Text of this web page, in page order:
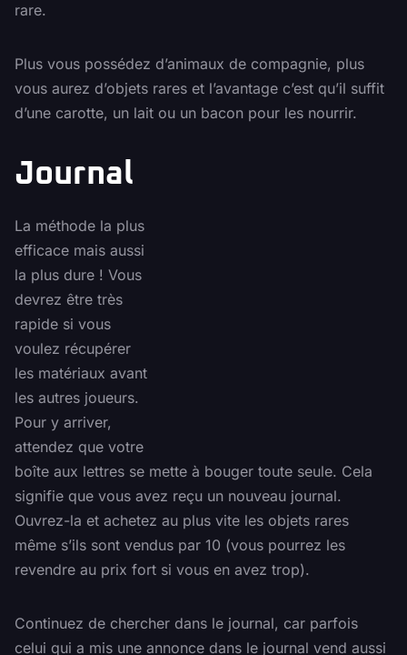
rare.
Plus vous possédez d’animaux de compagnie, plus
vous aurez d’objets rares et l’avantage c’est qu’il suffit
d’une carotte, un lait ou un bacon pour les nourrir.
Journal
La méthode la plus
efficace mais aussi
la plus dure ! Vous
devrez être très
rapide si vous
voulez récupérer
les matériaux avant
les autres joueurs.
Pour y arriver,
attendez que votre
boîte aux lettres se mette à bouger toute seule. Cela
signifie que vous avez reçu un nouveau journal.
Ouvrez-la et achetez au plus vite les objets rares
même s’ils sont vendus par 10 (vous pourrez les
revendre au prix fort si vous en avez trop).
Continuez de chercher dans le journal, car parfois
celui qui a mis une annonce dans le journal vend aussi